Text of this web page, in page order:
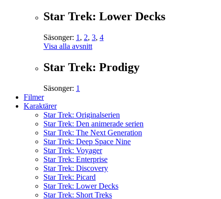
Star Trek: Lower Decks
Säsonger: 1 , 2, 3, 4
Visa alla avsnitt
Star Trek: Prodigy
Säsonger: 1
Filmer
Karaktärer
Star Trek: Originalserien
Star Trek: Den animerade serien
Star Trek: The Next Generation
Star Trek: Deep Space Nine
Star Trek: Voyager
Star Trek: Enterprise
Star Trek: Discovery
Star Trek: Picard
Star Trek: Lower Decks
Star Trek: Short Treks